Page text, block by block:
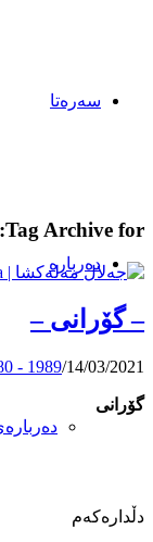
سەرەتا
دەربارە
Tag Archive for:
– گۆرانی –
14/03/2021
/
- 1989
گۆرانی
دڵداره‌که‌م